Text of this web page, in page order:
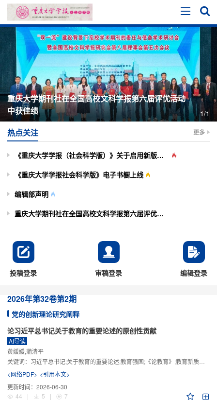
重庆大学期刊社在全国高校文科学报第六届评优活动
中获佳绩
1/1
热点关注 更多
《重庆大学学报（社会科学版）》关于启用新版投审稿系统的通知
《重庆大学学报社会科学版》电子书橱上线
编辑部声明
重庆大学期刊社在全国高校文科学报第六届评优活动中获佳绩
投稿登录 审稿登录 编辑登录
2026年第32卷第2期
党的创新理论研究阐释
论习近平总书记关于教育的重要论述的原创性贡献
AI导读
黄媛媛,蒲清平
关键词： 习近平总书记;关于教育的重要论述;教育强国;《论教育》;教育新质生产力;教育人工智能
<网络PDF> <引用本文>
更新时间： 2026-06-30
44
| 5 | 7